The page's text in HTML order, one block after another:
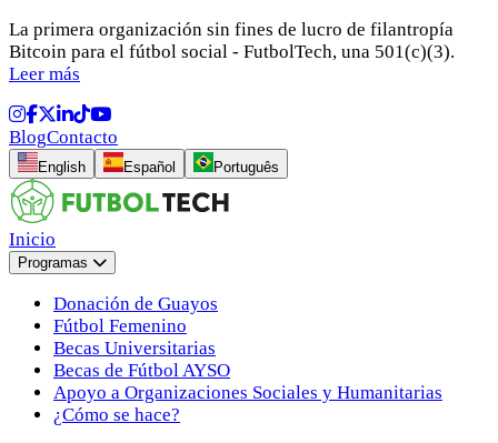
La primera organización sin fines de lucro de filantropía
Bitcoin para el fútbol social - FutbolTech, una 501(c)(3).
Leer más
BlogContacto
English Español Português
Inicio
Programas
Donación de Guayos
Fútbol Femenino
Becas Universitarias
Becas de Fútbol AYSO
Apoyo a Organizaciones Sociales y Humanitarias
¿Cómo se hace?